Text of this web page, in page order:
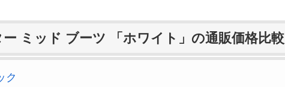
ミッド ブーツ 「ホワイト」の通販価格比較
ク